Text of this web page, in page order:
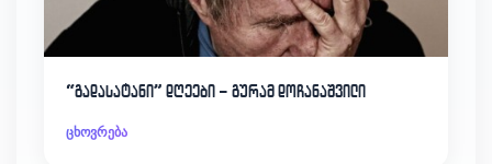
“გადასატანი” დღეები – გურამ დოჩანაშვილი
ცხოვრება